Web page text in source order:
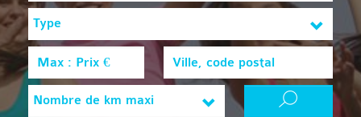
Type
Nombre de km maxi